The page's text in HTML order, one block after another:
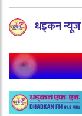
धड्कन